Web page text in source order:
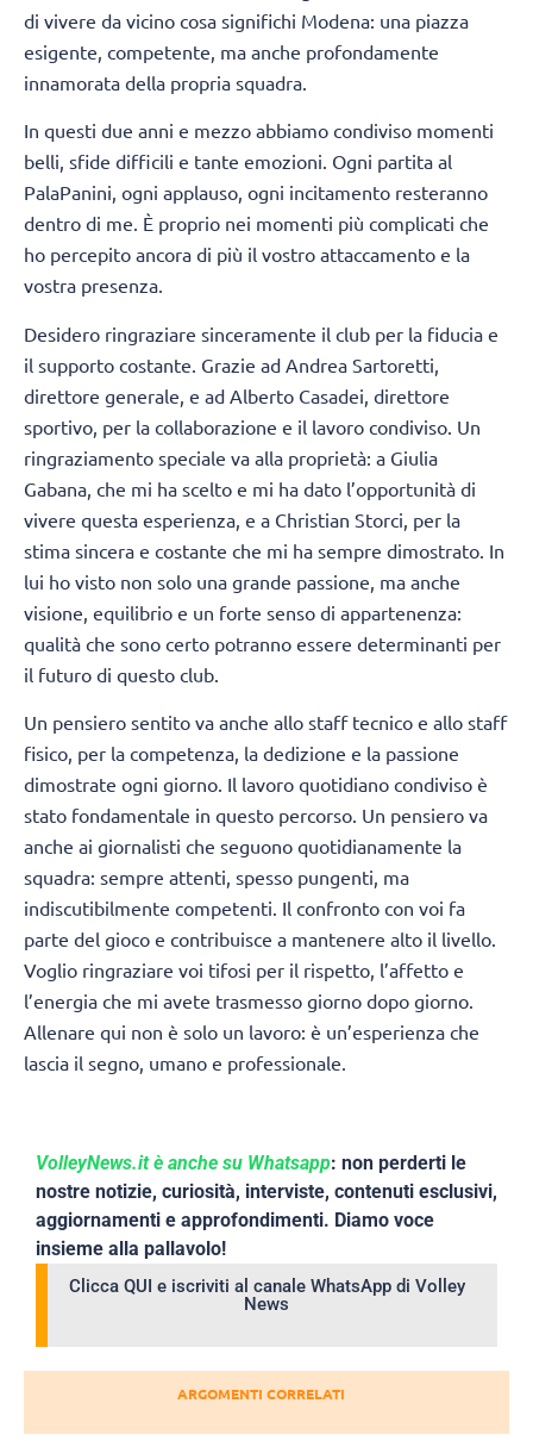
di vivere da vicino cosa significhi Modena: una piazza
esigente, competente, ma anche profondamente
innamorata della propria squadra.
In questi due anni e mezzo abbiamo condiviso momenti
belli, sfide difficili e tante emozioni. Ogni partita al
PalaPanini, ogni applauso, ogni incitamento resteranno
dentro di me. È proprio nei momenti più complicati che
ho percepito ancora di più il vostro attaccamento e la
vostra presenza.
Desidero ringraziare sinceramente il club per la fiducia e
il supporto costante. Grazie ad Andrea Sartoretti,
direttore generale, e ad Alberto Casadei, direttore
sportivo, per la collaborazione e il lavoro condiviso. Un
ringraziamento speciale va alla proprietà: a Giulia
Gabana, che mi ha scelto e mi ha dato l’opportunità di
vivere questa esperienza, e a Christian Storci, per la
stima sincera e costante che mi ha sempre dimostrato. In
lui ho visto non solo una grande passione, ma anche
visione, equilibrio e un forte senso di appartenenza:
qualità che sono certo potranno essere determinanti per
il futuro di questo club.
Un pensiero sentito va anche allo staff tecnico e allo staff
fisico, per la competenza, la dedizione e la passione
dimostrate ogni giorno. Il lavoro quotidiano condiviso è
stato fondamentale in questo percorso. Un pensiero va
anche ai giornalisti che seguono quotidianamente la
squadra: sempre attenti, spesso pungenti, ma
indiscutibilmente competenti. Il confronto con voi fa
parte del gioco e contribuisce a mantenere alto il livello.
Voglio ringraziare voi tifosi per il rispetto, l’affetto e
l’energia che mi avete trasmesso giorno dopo giorno.
Allenare qui non è solo un lavoro: è un’esperienza che
lascia il segno, umano e professionale.
VolleyNews.it è anche su Whatsapp: non perderti le
nostre notizie, curiosità, interviste, contenuti esclusivi,
aggiornamenti e approfondimenti. Diamo voce
insieme alla pallavolo!
Clicca QUI e iscriviti al canale WhatsApp di Volley
News
ARGOMENTI CORRELATI